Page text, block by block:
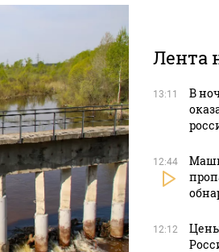
Лента
13:11
В
12:44
12:12